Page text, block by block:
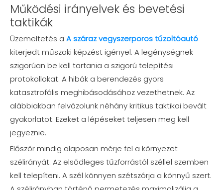
Működési irányelvek és bevetési
taktikák
Üzemeltetés a A száraz vegyszerporos tűzoltóautó
kiterjedt műszaki képzést igényel. A legénységnek
szigorúan be kell tartania a szigorú telepítési
protokollokat. A hibák a berendezés gyors
katasztrofális meghibásodásához vezethetnek. Az
alábbiakban felvázolunk néhány kritikus taktikai bevált
gyakorlatot. Ezeket a lépéseket teljesen meg kell
jegyeznie.
Először mindig alaposan mérje fel a környezet
szélirányát. Az elsődleges tűzforrástól széllel szemben
kell telepíteni. A szél könnyen szétszórja a könnyű szert.